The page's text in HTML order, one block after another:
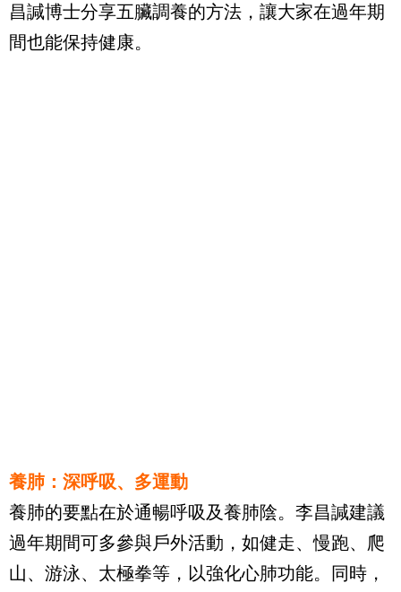
昌諴博士分享五臟調養的方法，讓大家在過年期
間也能保持健康。
養肺：深呼吸、多運動
養肺的要點在於通暢呼吸及養肺陰。李昌諴建議
過年期間可多參與戶外活動，如健走、慢跑、爬
山、游泳、太極拳等，以強化心肺功能。同時，